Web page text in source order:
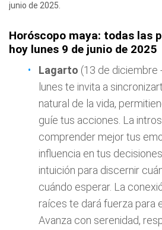
junio de 2025.
Horóscopo maya: todas las
hoy lunes 9 de junio de 2025
Lagarto (13 de diciembre
lunes te invita a
natural de la vida,
guíe tus acciones. La
comprender mejor tus
influencia en tus
intuición para discernir
cuándo esperar. La
raíces te dará fuerza para
Avanza con serenidad,